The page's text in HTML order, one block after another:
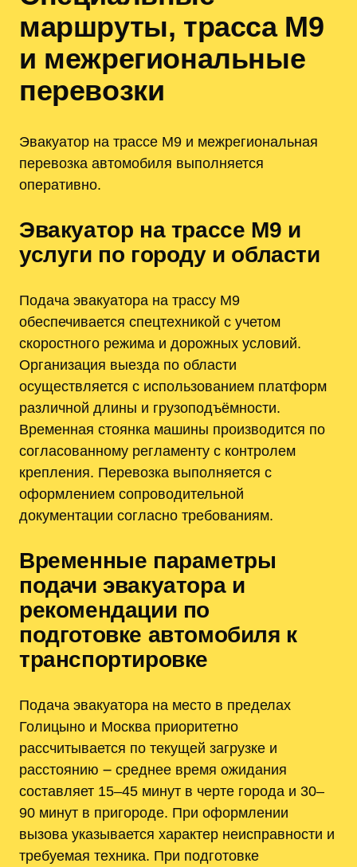
маршруты, трасса М9
и межрегиональные
перевозки
Эвакуатор на трассе М9 и межрегиональная
перевозка автомобиля выполняется
оперативно.
Эвакуатор на трассе М9 и
услуги по городу и области
Подача эвакуатора на трассу М9
обеспечивается спецтехникой с учетом
скоростного режима и дорожных условий.
Организация выезда по области
осуществляется с использованием платформ
различной длины и грузоподъёмности.
Временная стоянка машины производится по
согласованному регламенту с контролем
крепления. Перевозка выполняется с
оформлением сопроводительной
документации согласно требованиям.
Временные параметры
подачи эвакуатора и
рекомендации по
подготовке автомобиля к
транспортировке
Подача эвакуатора на место в пределах
Голицыно и Москва приоритетно
рассчитывается по текущей загрузке и
расстоянию ౼ среднее время ожидания
составляет 15–45 минут в черте города и 30–
90 минут в пригороде. При оформлении
вызова указывается характер неисправности и
требуемая техника. При подготовке